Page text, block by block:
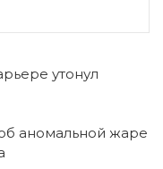
утонул
аномальной жаре